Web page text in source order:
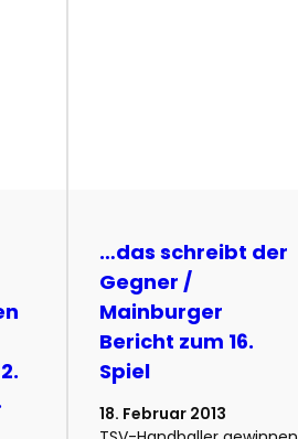
…das schreibt der
Gegner /
Mainburger
Bericht zum 16.
Spiel
18. Februar 2013